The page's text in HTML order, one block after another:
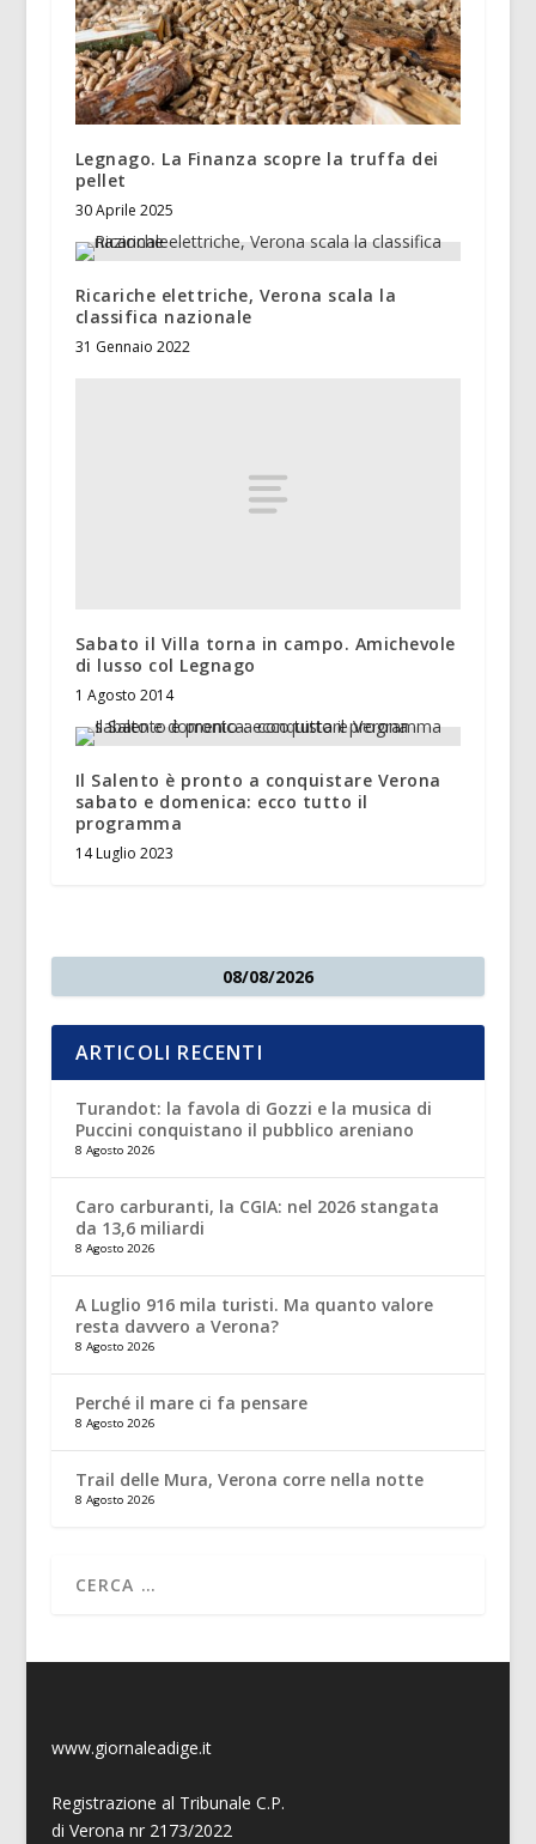
Legnago. La Finanza scopre la truffa dei
pellet
30 Aprile 2025
Ricariche elettriche, Verona scala la
classifica nazionale
31 Gennaio 2022
Sabato il Villa torna in campo. Amichevole
di lusso col Legnago
1 Agosto 2014
Il Salento è pronto a conquistare Verona
sabato e domenica: ecco tutto il
programma
14 Luglio 2023
08/08/2026
ARTICOLI RECENTI
Turandot: la favola di Gozzi e la musica di
Puccini conquistano il pubblico areniano
8 Agosto 2026
Caro carburanti, la CGIA: nel 2026 stangata
da 13,6 miliardi
8 Agosto 2026
A Luglio 916 mila turisti. Ma quanto valore
resta davvero a Verona?
8 Agosto 2026
Perché il mare ci fa pensare
8 Agosto 2026
Trail delle Mura, Verona corre nella notte
8 Agosto 2026
www.giornaleadige.it
Registrazione al Tribunale C.P.
di Verona nr 2173/2022